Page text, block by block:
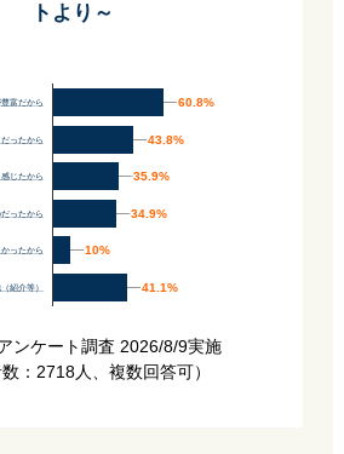
トより～
富だから
ったから
じたから
ったから
ったから
紹介等）
60.8%
60.8%
43.8%
43.8%
35.9%
35.9%
34.9%
34.9%
10%
10%
41.1%
41.1%
ンケート調査 2026/8/9実施
数：2718人、複数回答可）